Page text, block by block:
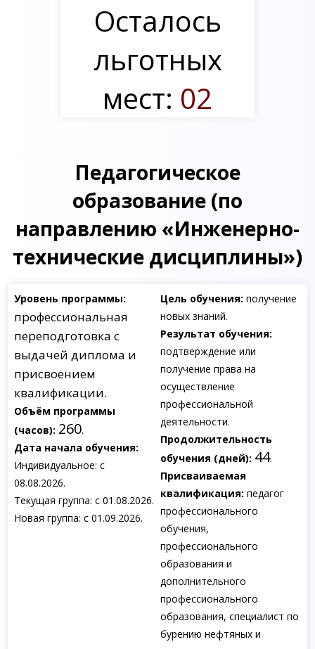
Осталось
льготных
мест: 02
Педагогическое
образование (по
направлению «Инженерно-
технические дисциплины»)
Уровень программы:
профессиональная
переподготовка с
выдачей диплома и
присвоением
квалификации.
Объём программы
(часов): 260.
Дата начала обучения:
Индивидуальное: с
08.08.2026.
Текущая группа: с 01.08.2026.
Новая группа: с 01.09.2026.
Цель обучения: получение
новых знаний.
Результат обучения:
подтверждение или
получение права на
осуществление
профессиональной
деятельности.
Продолжительность
обучения (дней): 44.
Присваиваемая
квалификация: педагог
профессионального
обучения,
профессионального
образования и
дополнительного
профессионального
образования, специалист по
бурению нефтяных и